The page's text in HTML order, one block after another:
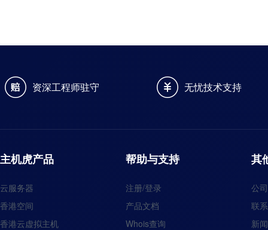
资深工程师驻守 无忧技术支持
主机虎产品
云服务器
香港空间
香港云虚拟主机
帮助与支持
注册/登录
产品文档
Whois查询
其
公
联
新